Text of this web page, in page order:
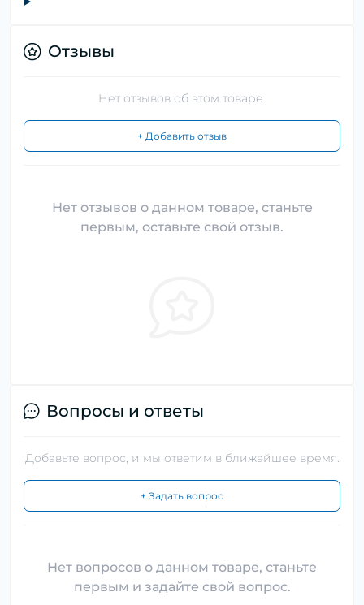
Отзывы
Нет отзывов об этом товаре.
+ Добавить отзыв
Нет отзывов о данном товаре, станьте
первым, оставьте свой отзыв.
Вопросы и ответы
Добавьте вопрос, и мы ответим в ближайшее время.
+ Задать вопрос
Нет вопросов о данном товаре, станьте
первым и задайте свой вопрос.